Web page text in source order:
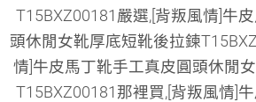
T15BXZ00181嚴選,[背叛風情]牛
頭休閒女靴厚底短靴後拉鍊
情]牛皮馬丁靴手工真皮圓頭休閒
T15BXZ00181那裡買,[背叛風情]